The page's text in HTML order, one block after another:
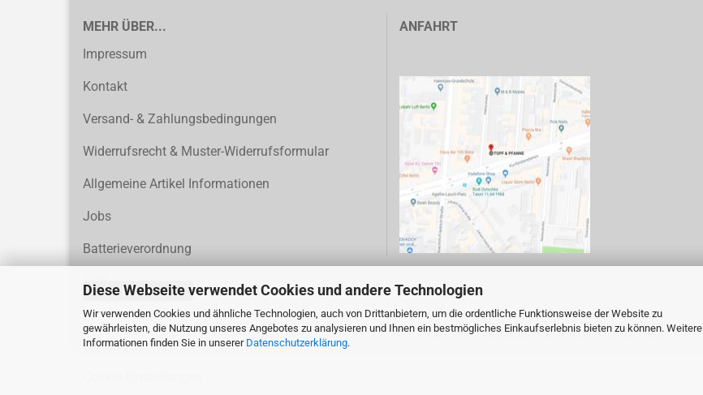
Diese Webseite verwendet Cookies und andere Technologien
Wir verwenden Cookies und ähnliche Technologien, auch von Drittanbietern, um die ordentliche Funktionsweise der Website zu
gewährleisten, die Nutzung unseres Angebotes zu analysieren und Ihnen ein bestmögliches Einkaufserlebnis bieten zu können. Weitere
Informationen finden Sie in unserer Datenschutzerklärung.
MEHR ÜBER...
Impressum
Kontakt
Versand- & Zahlungsbedingungen
Widerrufsrecht & Muster-Widerrufsformular
Allgemeine Artikel Informationen
Jobs
Batterieverordnung
AGB
Privatsphäre und Datenschutz
Callback Service
ANFAHRT
Vertrag widerrufen
Webshop erstellenmit Gambio.de © 2026